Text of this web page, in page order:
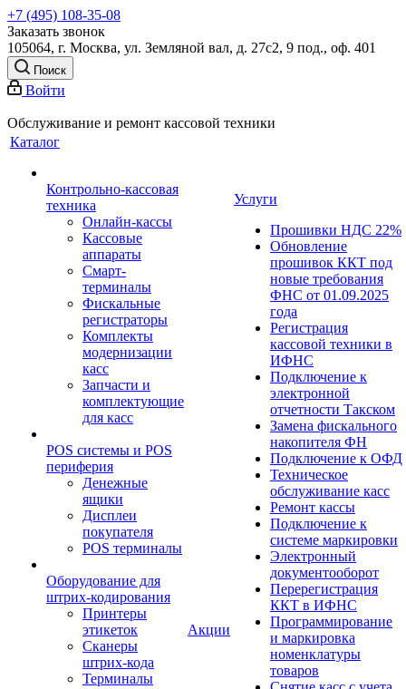
+7 (495) 108-35-08
Заказать звонок
105064, г. Москва, ул. Земляной вал, д. 27с2, 9 под., оф. 401
Поиск
Войти
Обслуживание и ремонт кассовой техники
Каталог
Контрольно-кассовая
техника
Онлайн-кассы
Кассовые
аппараты
Смарт-
терминалы
Фискальные
регистраторы
Комплекты
модернизации
касс
Запчасти и
комплектующие
для касс
POS системы и POS
периферия
Денежные
ящики
Дисплеи
покупателя
POS терминалы
Оборудование для
штрих-кодирования
Принтеры
этикеток
Сканеры
штрих-кода
Терминалы
Акции
Услуги
Прошивки НДС 22%
Обновление
прошивок ККТ под
новые требования
ФНС от 01.09.2025
года
Регистрация
кассовой техники в
ИФНС
Подключение к
электронной
отчетности Такском
Замена фискального
накопителя ФН
Подключение к ОФД
Техническое
обслуживание касс
Ремонт кассы
Подключение к
системе маркировки
Электронный
документооборот
Перерегистрация
ККТ в ИФНС
Программирование
и маркировка
номенклатуры
товаров